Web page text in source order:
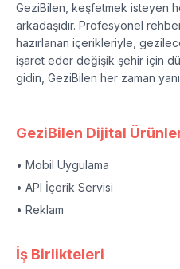
GeziBilen, keşfetmek isteyen
arkadaşıdır. Profesyonel
hazırlanan içerikleriyle,
işaret eder değişik şehir için
gidin, GeziBilen her zaman
GeziBilen Dijital
• Mobil Uygulama
• API İçerik Servisi
• Reklam
İş Birlikteleri